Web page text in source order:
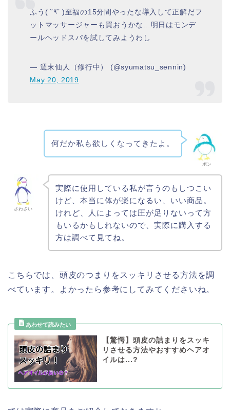
ふう( ˘༥˘ )至福の15分間やったな導入して正解だフ
ットマッサージャーも買おうかな…明日はモンデ
ールヘッドスパを試してみようわし
— 週末仙人（修行中） (@syumatsu_sennin)
May 20, 2019
ポン
何だか私も欲しくなってきたよ。
さわさい
実際に使用している私が言うのもしつこい
けど、本当に体が楽になるい、いい商品。
けれど、人によっては圧が足りないって方
もいるかもしれないので、実際に購入する
方は調べて見てね。
こちらでは、頭皮のつまりをスッキリさせる方法を調
べています。よかったら参考にしてみてくださいね。
【驚愕】頭皮の詰まりをスッキ
リさせる方法やおすすめヘアオ
イルは...?